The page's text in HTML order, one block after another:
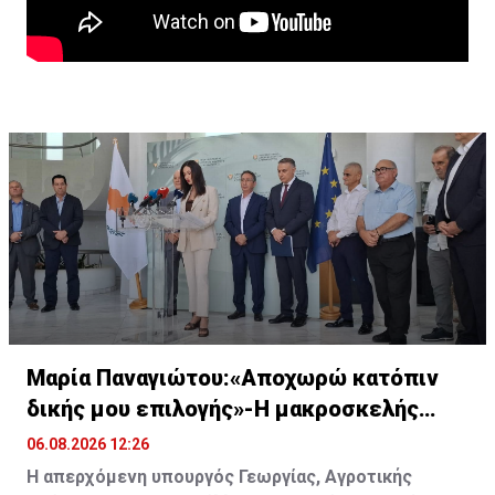
Μαρία Παναγιώτου:«Αποχωρώ κατόπιν
δικής μου επιλογής»-Η μακροσκελής
ομιλία της
06.08.2026 12:26
Η απερχόμενη υπουργός Γεωργίας, Αγροτικής